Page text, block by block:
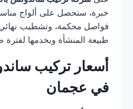
خبرة، ستحصل على ألواح
فواصل محكمة، وتشطيب نهائي
طبيعة المنشأة ويخدمها لفترة
أسعار تركيب
في عجمان